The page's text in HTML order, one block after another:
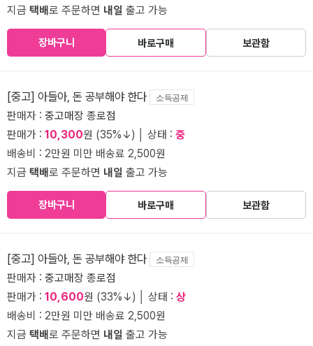
지금 택배로 주문하면 내일 출고 가능
장바구니 바로구매 보관함
[중고] 아들아, 돈 공부해야 한다 소득공제
판매자 : 중고매장 종로점
판매가 : 10,300원 (35%↓) │ 상태 : 중
배송비 : 2만원 미만 배송료 2,500원
지금 택배로 주문하면 내일 출고 가능
장바구니 바로구매 보관함
[중고] 아들아, 돈 공부해야 한다 소득공제
판매자 : 중고매장 종로점
판매가 : 10,600원 (33%↓) │ 상태 : 상
배송비 : 2만원 미만 배송료 2,500원
지금 택배로 주문하면 내일 출고 가능